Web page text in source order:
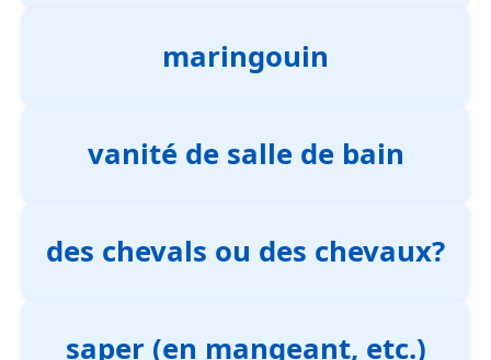
maringouin
vanité de salle de bain
des chevals ou des chevaux?
saper (en mangeant, etc.)